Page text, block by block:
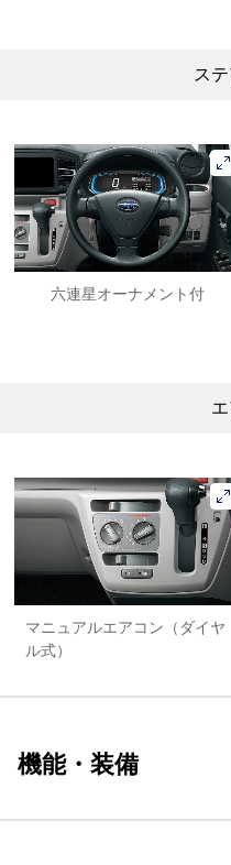
ス
六連星オーナメント付
マニュアルエアコン（ダイヤ
ル式）
機能・装備